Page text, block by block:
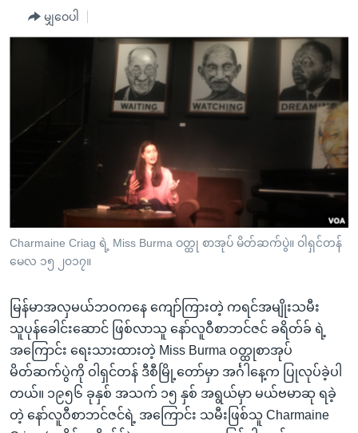
ကြည့်
ရန်
ရန်
နေရာ
သို့
ကျော်
ရန်
အစ္စရေး-ပါလက်စတိုင်း
အင်္ဂလိပ်စာလေ့လာမယ်
အမေရိကန်သုံးအီဒီယံ
မကြေးမုံရဲ့ အင်္ဂလိပ်စာ
ရုပ်ရှင်ထဲက အင်္ဂလိပ်စာ
သုတပဒေသာ အင်္ဂလိပ်စာ
အပတ်စဉ်ကဏ္ဍများ
ရေဒီယိုနှင့်ရုပ်သံ အချက်အလက်များ
ရေဒီယို/တီဗွီအစီအစဉ်
ဗွီအိုအေ လူမှုကွန်ယက်များ
မျှဝေပါ
Charmaine Criag ရဲ့ Miss Burma ဝတ္ထု စာအုပ် မိတ်ဆက်ပွဲ။ ဝါရှင်တန်
မေလ ၁၅ ၂၀၁၇။
မြန်မာအလှမယ်ဘဝကနေ ကျော်ကြားတဲ့ ကရင်အမျိုးသမီး
သူပုန်ခေါင်းဆောင် ဖြစ်လာသူ နော်လူဝီစာဘင်ဇင် ခရိတ်ခ် ရဲ့
အကြောင်း ရေးသားထားတဲ့ Miss Burma ဝတ္ထုစာအုပ်
မိတ်ဆက်ပွဲကို ဝါရှင်တန် ဒီစီမြို့တော်မှာ အင်္ဂါနေ့က ပြုလုပ်ခဲ့ပါ
တယ်။ ၁၉၅၆ ခုနှစ် အသက် ၁၅ နှစ် အရွယ်မှာ မယ်ဗမာဆု ရခဲ့
တဲ့ နော်လူဝီစာဘင်ဇင်ရဲ့ အကြောင်း သမီးဖြစ်သူ Charmaine